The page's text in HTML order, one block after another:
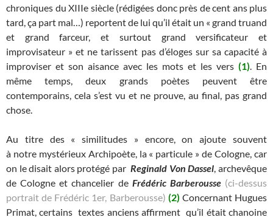
chroniques du XIIIe siècle (rédigées donc près de cent ans plus
tard, ça part mal…) reportent de lui qu’il était un « grand truand
et grand farceur, et surtout grand versificateur et
improvisateur » et ne tarissent pas d’éloges sur sa capacité à
improviser et son aisance avec les mots et les vers (1). En
même temps, deux grands poètes peuvent être
contemporains, cela s’est vu et ne prouve, au final, pas grand
chose.
Au titre des « similitudes » encore, on ajoute souvent
à notre mystérieux Archipoète, la « particule » de Cologne, car
on le disait alors protégé par Reginald Von Dassel, archevêque
de Cologne et chancelier de Frédéric Barberousse (ci-dessus
portrait de Frédéric 1er, Barberousse) (2) Concernant Hugues
Primat, certains textes anciens affirment qu’il était chanoine